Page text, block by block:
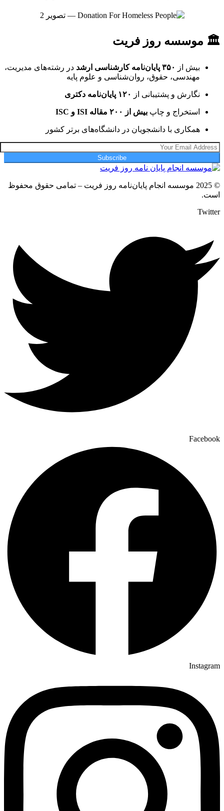
🏛 موسسه روز فریت
بیش از ۳۵۰ پایان‌نامه کارشناسی ارشد
در رشته‌های مدیریت،
مهندسی، حقوق، روان‌شناسی و علوم پایه
نگارش و پشتیبانی از ۱۲۰ پایان‌نامه دکتری
استخراج و چاپ بیش از ۲۰۰ مقاله ISI و ISC
همکاری با دانشجویان در دانشگاه‌های برتر کشور
Subscribe
© 2025 موسسه انجام پایان‌نامه روز فریت – تمامی حقوق محفوظ
است.
Twitter
Facebook
Instagram